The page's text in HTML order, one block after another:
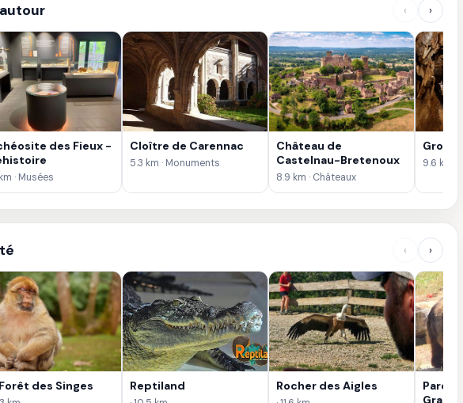
‹ ›
des Fieux -
· Musées
Cloître de Carennac
5.3 km · Monuments
Château de
Castelnau-Bretenoux
8.9 km · Châteaux
9.6 km ·
‹ ›
des Singes Reptiland Rocher des Aigles
Parc
Gramat